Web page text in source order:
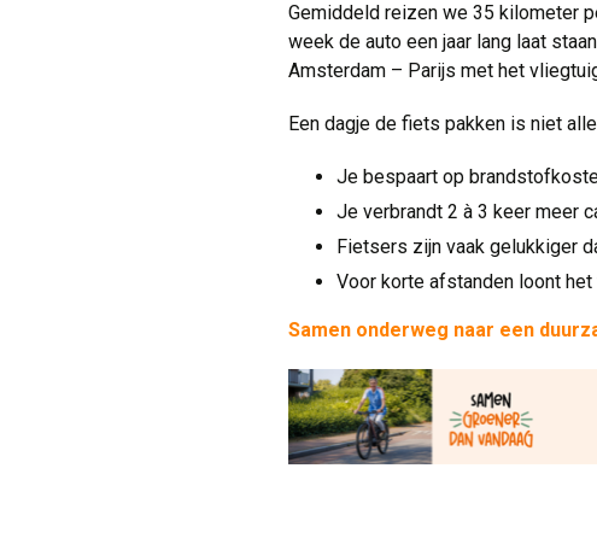
Gemiddeld reizen we 35 kilometer
week de auto een jaar lang laat
Amsterdam – Parijs met het
Een dagje de fiets pakken is niet
Je bespaart op
Je verbrandt 2 à 3 keer meer
Fietsers zijn vaak gelukkiger
Voor korte afstanden loont
Samen onderweg naar een